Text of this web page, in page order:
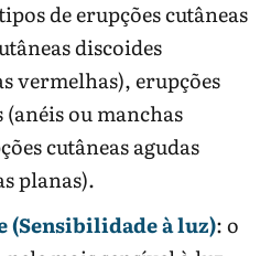
de erupções cutâneas
discoides
vermelhas), erupções
(anéis ou manchas
cutâneas agudas
planas).
(Sensibilidade à luz): o